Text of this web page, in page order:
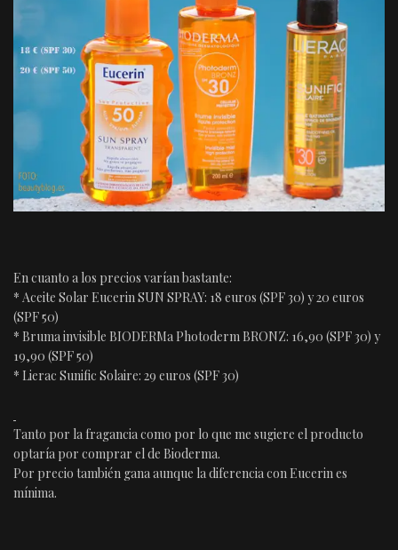
En cuanto a los precios varían bastante:
* Aceite Solar Eucerin SUN SPRAY: 18 euros (SPF 30) y 20 euros
(SPF 50)
* Bruma invisible BIODERMa Photoderm BRONZ: 16,90 (SPF 30) y
19,90 (SPF 50)
* Lierac Sunific Solaire: 29 euros (SPF 30)
Tanto por la fragancia como por lo que me sugiere el producto
optaría por comprar el de Bioderma.
Por precio también gana aunque la diferencia con Eucerin es
mínima.